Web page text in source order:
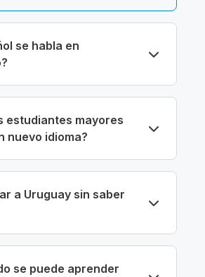
se habla en
estudiantes mayores
nuevo idioma?
a Uruguay sin saber
se puede aprender